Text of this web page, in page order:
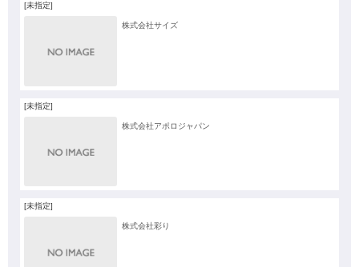
[未指定]
株式会社サイズ
[未指定]
株式会社アポロジャパン
[未指定]
株式会社彩り